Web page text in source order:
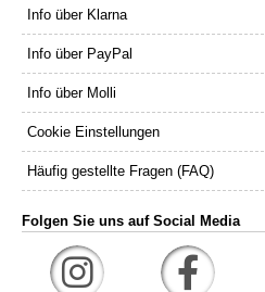
Info über Klarna
Info über PayPal
Info über Molli
Cookie Einstellungen
Häufig gestellte Fragen (FAQ)
Folgen Sie uns auf Social Media